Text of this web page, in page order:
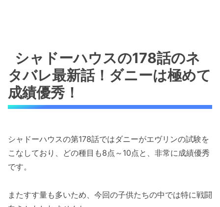
シャドーハウスの178話のネ
タバレ最新話！ダニーは極めて
成績優秀！
シャドーハウスの第178話ではダニーがエヴリンの試験を
こなしており、どの種目も8点～10点と、非常に成績優秀
です。
またすす量も多いため、今回の子供たちの中では特に戦闘